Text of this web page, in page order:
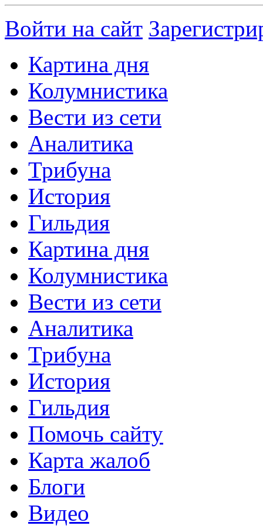
Войти на сайт
Картина дня
Колумнистика
Вести из сети
Аналитика
Трибуна
История
Гильдия
Картина дня
Колумнистика
Вести из сети
Аналитика
Трибуна
История
Гильдия
Помочь сайту
Карта жалоб
Блоги
Видео